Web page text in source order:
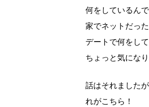
何をしているん
家でネットだっ
デートで何をし
ちょっと気になり
話はそれました
れがこちら！